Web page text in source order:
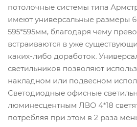
потолочные системы типа
имеют универсальные размеры
595*595мм, благодаря чему
встраиваются в уже
каких-либо доработок.
светильников позволяют
накладном или подвесном
Светодиодные офисные
люминесцентным ЛВО 4*18
потребляя при этом в 2 раза